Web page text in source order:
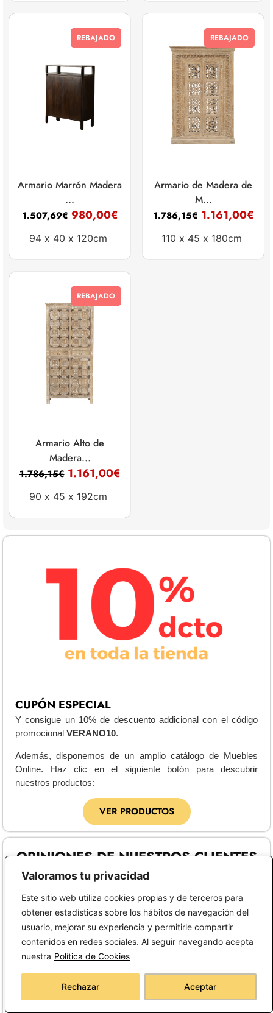
Valoramos tu privacidad
Este sitio web utiliza cookies propias y de terceros para
obtener estadísticas sobre los hábitos de navegación del
usuario, mejorar su experiencia y permitirle compartir
contenidos en redes sociales. Al seguir navegando acepta
nuestra Política de Cookies
Rechazar Aceptar
REBAJADO
Armario Marrón Madera
...
1.507,69€ 980,00€
94 x 40 x 120cm
REBAJADO
Armario de Madera de
M...
1.786,15€ 1.161,00€
110 x 45 x 180cm
REBAJADO
Armario Alto de
Madera...
1.786,15€ 1.161,00€
90 x 45 x 192cm
CUPÓN ESPECIAL
Y consigue un 10% de descuento addicional con el código
promocional VERANO10.
Además, disponemos de un amplio catálogo de Muebles
Online. Haz clic en el siguiente botón para descubrir
nuestros productos:
VER PRODUCTOS
OPINIONES DE NUESTROS CLIENTES
Lola Guerrero Platero
16 de julio de 2026
★★★★★
Es la segunda compra que hago. El